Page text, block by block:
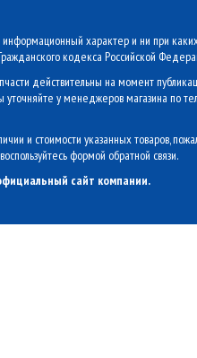
характер и ни при
кодекса Российской
действительны на момент
уточняйте у менеджеров магазина по
и стоимости указанных товаров,
формой обратной связи.
сайт компании.